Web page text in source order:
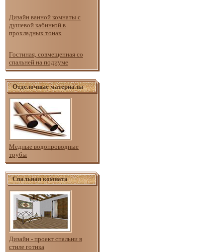
Дизайн ванной комнаты с
душевой кабинкой в
прохладных тонах
Гостиная, совмещенная со
спальней на подиуме
Отделочные материалы
Медные водопроводные
трубы
Спальная комната
Дизайн - проект спальни в
стиле готика